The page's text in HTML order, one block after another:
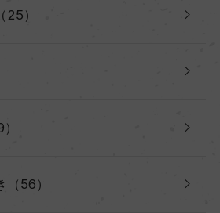
）
56）